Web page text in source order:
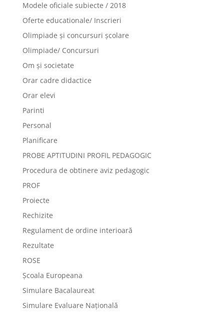
Modele oficiale subiecte / 2018
Oferte educationale/ Inscrieri
Olimpiade şi concursuri şcolare
Olimpiade/ Concursuri
Om și societate
Orar cadre didactice
Orar elevi
Parinti
Personal
Planificare
PROBE APTITUDINI PROFIL PEDAGOGIC
Procedura de obtinere aviz pedagogic
PROF
Proiecte
Rechizite
Regulament de ordine interioară
Rezultate
ROSE
Școala Europeana
Simulare Bacalaureat
Simulare Evaluare Națională